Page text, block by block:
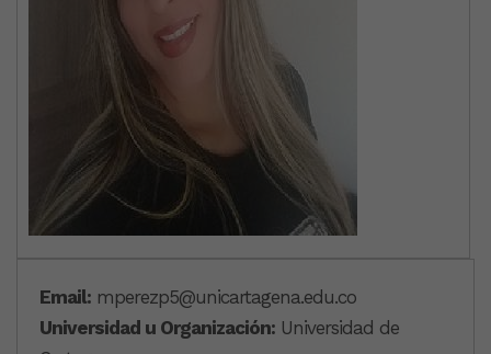
Email: mperezp5@unicartagena.edu.co
Universidad u Organización: Universidad de